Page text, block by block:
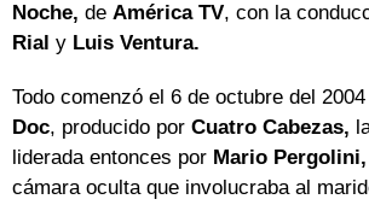
Noche, de América TV, con la
Rial y Luis Ventura.
Todo comenzó el 6 de octubre del
Doc, producido por Cuatro Cabezas,
liderada entonces por Mario Pergolini,
cámara oculta que involucraba al